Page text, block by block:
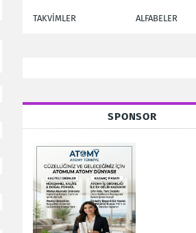
TAKVİMLER ALFABELER
SPONSOR